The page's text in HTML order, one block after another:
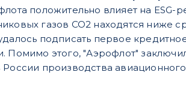
положительно влияет на ESG-
газов CO2 находятся ниже
подписать первое
Помимо этого, "Аэрофлот"
России производства